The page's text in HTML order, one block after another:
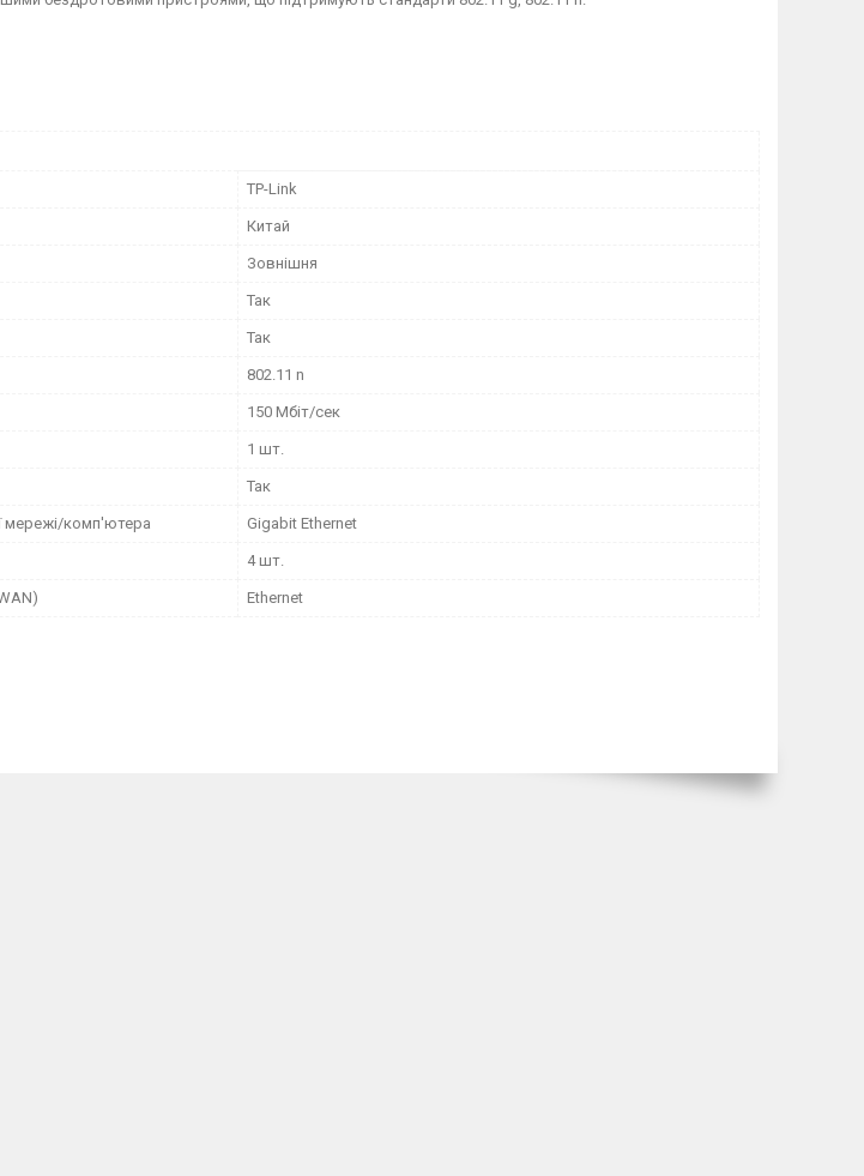
TP-Link
Китай
Зовнішня
Так
Так
802.11 n
150 Мбіт/сек
1 шт.
Так
мережі/комп'ютера Gigabit Ethernet
4 шт.
Ethernet